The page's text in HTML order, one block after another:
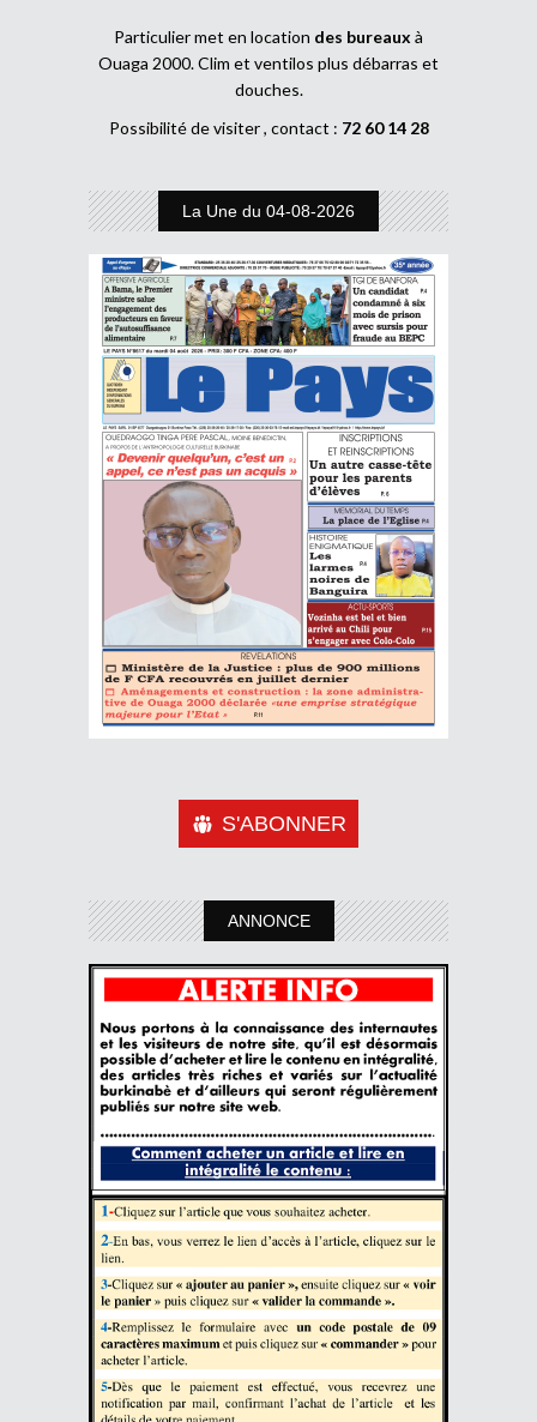
Particulier met en location des bureaux à
Ouaga 2000. Clim et ventilos plus débarras et
douches.
Possibilité de visiter , contact : 72 60 14 28
La Une du 04-08-2026
S'ABONNER
ANNONCE